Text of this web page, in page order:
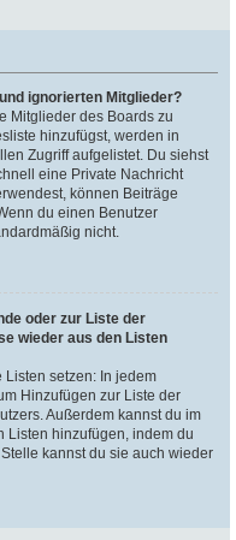
ignorierten Mitglieder?
Mitglieder des Boards zu
hinzufügst, werden in
Zugriff aufgelistet. Du siehst
eine Private Nachricht
können Beiträge
du einen Benutzer
nicht.
oder zur Liste der
wieder aus den Listen
Listen setzen: In jedem
Hinzufügen zur Liste der
Außerdem kannst du im
Listen hinzufügen, indem du
kannst du sie auch wieder